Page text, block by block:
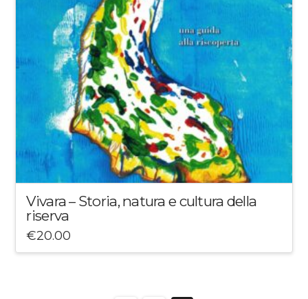
Vivara – Storia, natura e cultura della
riserva
€20.00